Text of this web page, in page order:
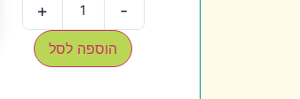
-
+
הוספה לסל